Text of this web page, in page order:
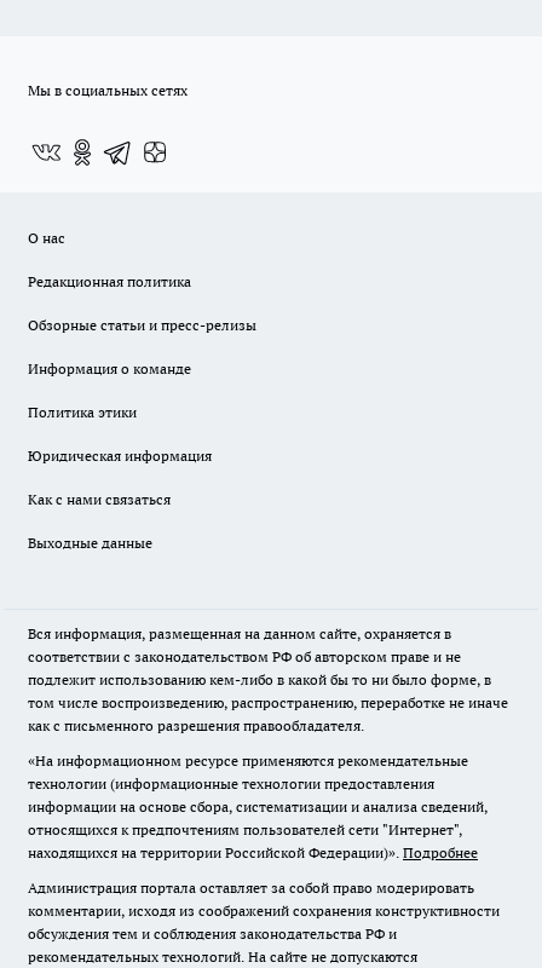
Мы в социальных сетях
О нас
Редакционная политика
Обзорные статьи и пресс-релизы
Информация о команде
Политика этики
Юридическая информация
Как с нами связаться
Выходные данные
Вся информация, размещенная на данном сайте, охраняется в
соответствии с законодательством РФ об авторском праве и не
подлежит использованию кем-либо в какой бы то ни было форме, в
том числе воспроизведению, распространению, переработке не иначе
как с письменного разрешения правообладателя.
«На информационном ресурсе применяются рекомендательные
технологии (информационные технологии предоставления
информации на основе сбора, систематизации и анализа сведений,
относящихся к предпочтениям пользователей сети "Интернет",
находящихся на территории Российской Федерации)». Подробнее
Администрация портала оставляет за собой право модерировать
комментарии, исходя из соображений сохранения конструктивности
обсуждения тем и соблюдения законодательства РФ и
рекомендательных технологий. На сайте не допускаются